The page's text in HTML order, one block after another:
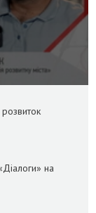
на